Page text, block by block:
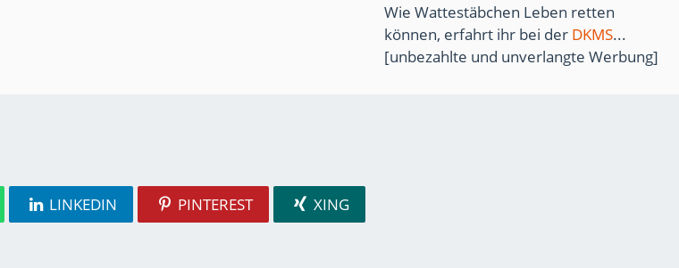
Wie Wattestäbchen Leben retten
können, erfahrt ihr bei der DKMS...
[unbezahlte und unverlangte Werbung]
LINKEDIN PINTEREST XING